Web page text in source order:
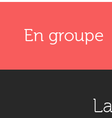
En groupe